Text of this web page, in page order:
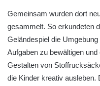
Gemeinsam wurden dort
gesammelt. So erkundeten
Geländespiel die
Aufgaben zu bewältigen
Gestalten von
die Kinder kreativ ausleben.